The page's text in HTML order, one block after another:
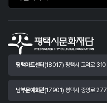
평택아트센터 (18017) 평택시 고덕로 310
남부문예회관(17901) 평택시 중앙로 277